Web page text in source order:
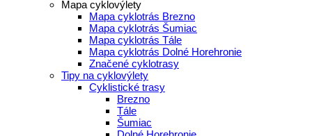
Mapa cyklovýlety
Mapa cyklotrás Brezno
Mapa cyklotrás Šumiac
Mapa cyklotrás Tále
Mapa cyklotrás Dolné Horehronie
Značené cyklotrasy
Tipy na cyklovýlety
Cyklistické trasy
Brezno
Tále
Šumiac